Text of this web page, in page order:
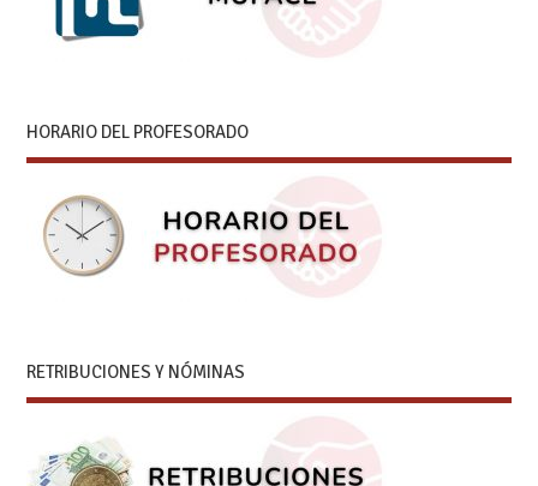
HORARIO DEL PROFESORADO
RETRIBUCIONES Y NÓMINAS